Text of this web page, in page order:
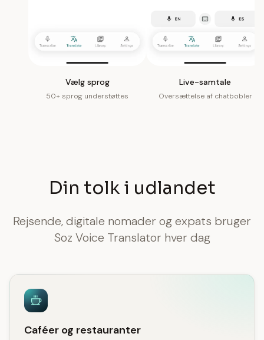
Vælg sprog
50+ sprog understøttes
Live-samtale
Oversættelse af chatbobler
Din tolk i udlandet
Rejsende, digitale nomader og expats bruger
Soz Voice Translator hver dag
Caféer og restauranter